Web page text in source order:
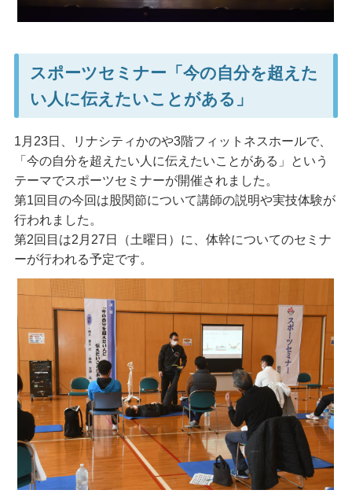
スポーツセミナー「今の自分を超えた
い人に伝えたいことがある」
1月23日、リナシティかのや3階フィットネスホールで、
「今の自分を超えたい人に伝えたいことがある」という
テーマでスポーツセミナーが開催されました。
第1回目の今回は股関節について講師の説明や実技体験が
行われました。
第2回目は2月27日（土曜日）に、体幹についてのセミナ
ーが行われる予定です。